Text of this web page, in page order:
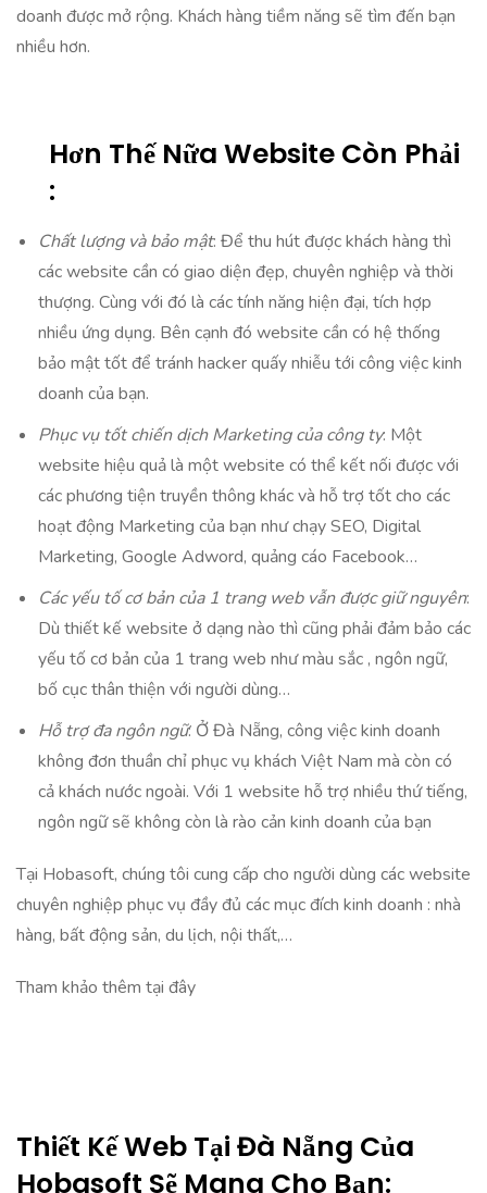
doanh được mở rộng. Khách hàng tiềm năng sẽ tìm đến bạn
nhiều hơn.
Hơn Thế Nữa Website Còn Phải
:
Chất lượng và bảo mật: Để thu hút được khách hàng thì
các website cần có giao diện đẹp, chuyên nghiệp và thời
thượng. Cùng với đó là các tính năng hiện đại, tích hợp
nhiều ứng dụng. Bên cạnh đó website cần có hệ thống
bảo mật tốt để tránh hacker quấy nhiễu tới công việc kinh
doanh của bạn.
Phục vụ tốt chiến dịch Marketing của công ty: Một
website hiệu quả là một website có thể kết nối được với
các phương tiện truyền thông khác và hỗ trợ tốt cho các
hoạt động Marketing của bạn như chạy SEO, Digital
Marketing, Google Adword, quảng cáo Facebook…
Các yếu tố cơ bản của 1 trang web vẫn được giữ nguyên:
Dù thiết kế website ở dạng nào thì cũng phải đảm bảo các
yếu tố cơ bản của 1 trang web như màu sắc , ngôn ngữ,
bố cục thân thiện với người dùng…
Hỗ trợ đa ngôn ngữ: Ở Đà Nẵng, công việc kinh doanh
không đơn thuần chỉ phục vụ khách Việt Nam mà còn có
cả khách nước ngoài. Với 1 website hỗ trợ nhiều thứ tiếng,
ngôn ngữ sẽ không còn là rào cản kinh doanh của bạn
Tại Hobasoft, chúng tôi cung cấp cho người dùng các website
chuyên nghiệp phục vụ đầy đủ các mục đích kinh doanh : nhà
hàng, bất động sản, du lịch, nội thất,…
Tham khảo thêm tại đây
Thiết Kế Web Tại Đà Nẵng Của
Hobasoft Sẽ Mang Cho Bạn: